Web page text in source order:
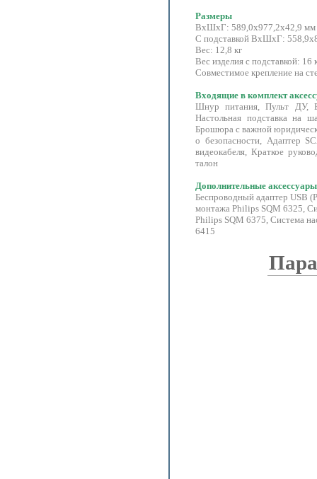
Размеры
ВxШхГ: 589,0х977,2х42,9 мм
С подставкой ВxШхГ:
Вес: 12,8 кг
Вес изделия с подставкой: 16
Совместимое крепление на
Входящие в комплект
Шнур питания, Пульт ДУ,
Настольная подставка на
Брошюра с важной
о безопасности, Адаптер
видеокабеля, Краткое
талон
Дополнительные аксессуары
Беспроводный адаптер USB
монтажа Philips SQM 6325,
Philips SQM 6375, Система
6415